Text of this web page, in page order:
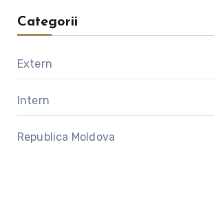
Categorii
Extern
Intern
Republica Moldova